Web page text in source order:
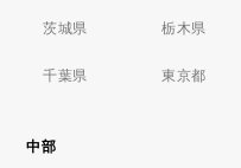
茨城県 栃木県
千葉県 東京都
中部